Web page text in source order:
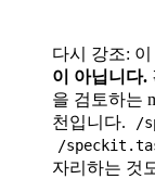
다시 강조:
이 아닙니다.
을 검토하는
천입니다.
/
/
자리하는 것